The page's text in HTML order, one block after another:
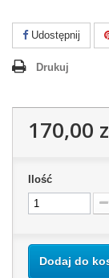
Udostępnij
Drukuj
170,00
Ilość
Dodaj do